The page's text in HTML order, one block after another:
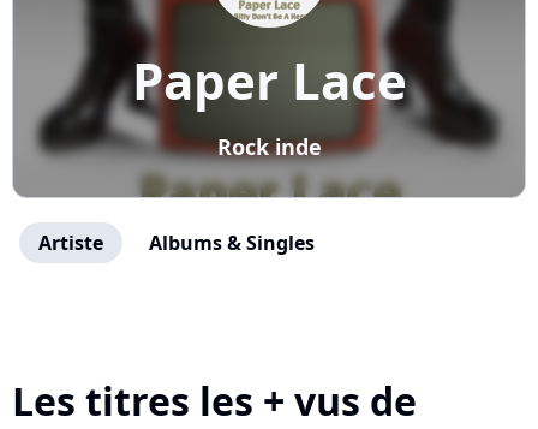
Paper Lace
Rock inde
Artiste Albums & Singles
Les titres les + vus de